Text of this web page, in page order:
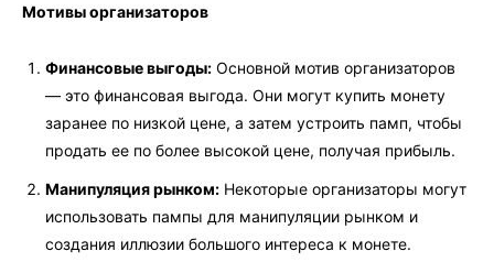
Мотивы организаторов
Финансовые выгоды: Основной мотив организаторов
— это финансовая выгода. Они могут купить монету
заранее по низкой цене, а затем устроить памп, чтобы
продать ее по более высокой цене, получая прибыль.
Манипуляция рынком: Некоторые организаторы могут
использовать пампы для манипуляции рынком и
создания иллюзии большого интереса к монете.